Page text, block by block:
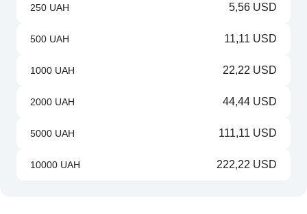
250 UAH 5,56 USD
500 UAH 11,11 USD
1000 UAH 22,22 USD
2000 UAH 44,44 USD
5000 UAH 111,11 USD
10000 UAH 222,22 USD